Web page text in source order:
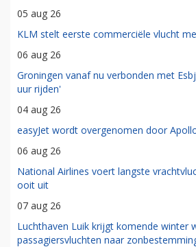
05 aug 26
KLM stelt eerste commerciële vlucht
06 aug 26
Groningen vanaf nu verbonden met
uur rijden'
04 aug 26
easyJet wordt overgenomen door
06 aug 26
National Airlines voert langste
ooit uit
07 aug 26
Luchthaven Luik krijgt komende winter
passagiersvluchten naar